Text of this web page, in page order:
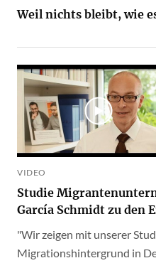
Weil nichts bleibt, wie
VIDEO
Studie
García Schmidt zu den
"Wir zeigen mit unserer
Migrationshintergrund in